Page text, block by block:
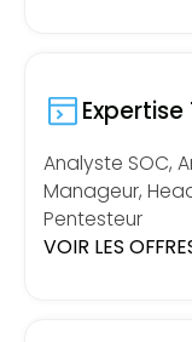
Analyste SOC,
Manageur,
Pentesteur
VOIR LES